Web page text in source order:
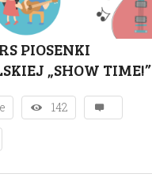
PIOSENKI
„SHOW TIME!”
142